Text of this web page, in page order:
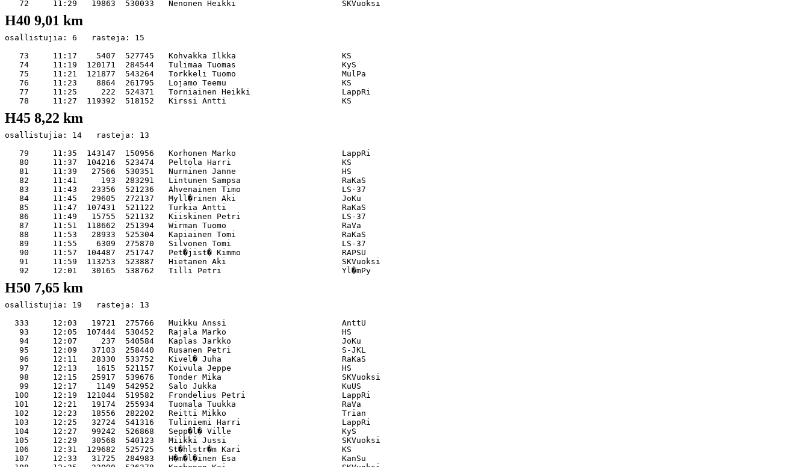
H40 9,01 km
osallistujia: 6   rasteja: 15
   73     11:17    5407  527745   Kohvakka Ilkka                      KS
   74     11:19  120171  284544   Tulimaa Tuomas                      KyS
   75     11:21  121877  543264   Torkkeli Tuomo                      MulPa
   76     11:23    8864  261795   Lojamo Teemu                        KS
   77     11:25     222  524371   Torniainen Heikki                   LappRi
H45 8,22 km
osallistujia: 14   rasteja: 13
   79     11:35  143147  150956   Korhonen Marko                      LappRi
   80     11:37  104216  523474   Peltola Harri                       KS
   81     11:39   27566  530351   Nurminen Janne                      HS
   82     11:41     193  283291   Lintunen Sampsa                     RaKaS
   83     11:43   23356  521236   Ahvenainen Timo                     LS-37
   84     11:45   29605  272137   Myll�rinen Aki                      JoKu
   85     11:47  107431  521122   Turkia Antti                        RaKaS
   86     11:49   15755  521132   Kiiskinen Petri                     LS-37
   87     11:51  118662  251394   Wirman Tuomo                        RaVa
   88     11:53   28933  525304   Kapiainen Tomi                      RaKaS
   89     11:55    6309  275870   Silvonen Tomi                       LS-37
   90     11:57  104487  251747   Pet�jist� Kimmo                     RAPSU
   91     11:59  113253  523887   Hietanen Aki                        SKVuoksi
H50 7,65 km
osallistujia: 19   rasteja: 13
  333     12:03   19721  275766   Muikku Anssi                        AnttU
   93     12:05  107444  530452   Rajala Marko                        HS
   94     12:07     237  540584   Kaplas Jarkko                       JoKu
   95     12:09   37103  258440   Rusanen Petri                       S-JKL
   96     12:11   28330  533752   Kivel� Juha                         RaKaS
   97     12:13    1615  521157   Koivula Jeppe                       HS
   98     12:15   25917  539676   Tonder Mika                         SKVuoksi
   99     12:17    1149  542952   Salo Jukka                          KuUS
  100     12:19  121044  519582   Frondelius Petri                    LappRi
  101     12:21   19174  255934   Tuomala Tuukka                      RaVa
  102     12:23   18556  282202   Reitti Mikko                        Trian
  103     12:25   32724  541316   Tuliniemi Harri                     LappRi
  104     12:27   99242  526868   Sepp�l� Ville                       KyS
  105     12:29   30568  540123   Miikki Jussi                        SKVuoksi
  106     12:31  129682  525725   St�hlstr�m Kari                     KS
  107     12:33   31725  284983   H�m�l�inen Esa                      KanSu